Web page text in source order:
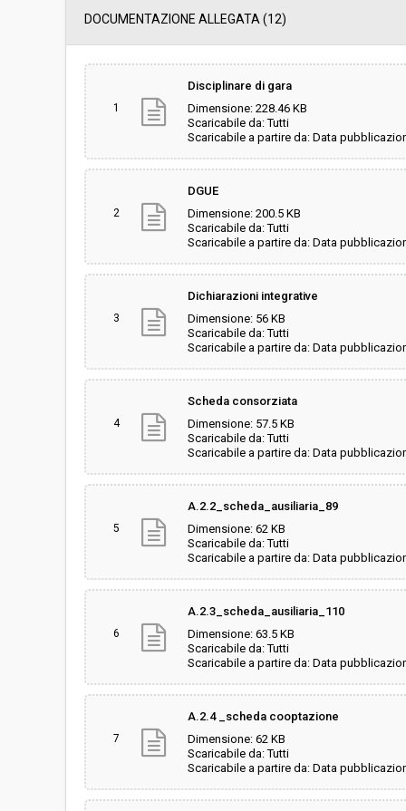
Data pubblicazione:
Svolgimento: Gara in busta
Responsabile attuale:
DOCUMENTAZIONE ALLEGATA (12)
1
Disciplinare di gara
Dimensione: 228.46 KB
Scaricabile da: Tutti
Scaricabile a partire da: Data
2
DGUE
Dimensione: 200.5 KB
Scaricabile da: Tutti
Scaricabile a partire da: Data
3
Dichiarazioni integrative
Dimensione: 56 KB
Scaricabile da: Tutti
Scaricabile a partire da: Data
4
Scheda consorziata
Dimensione: 57.5 KB
Scaricabile da: Tutti
Scaricabile a partire da: Data
5
A.2.2_scheda_ausiliaria_89
Dimensione: 62 KB
Scaricabile da: Tutti
Scaricabile a partire da: Data
6
A.2.3_scheda_ausiliaria_110
Dimensione: 63.5 KB
Scaricabile da: Tutti
Scaricabile a partire da: Data
7
A.2.4 _scheda cooptazione
Dimensione: 62 KB
Scaricabile da: Tutti
Scaricabile a partire da: Data